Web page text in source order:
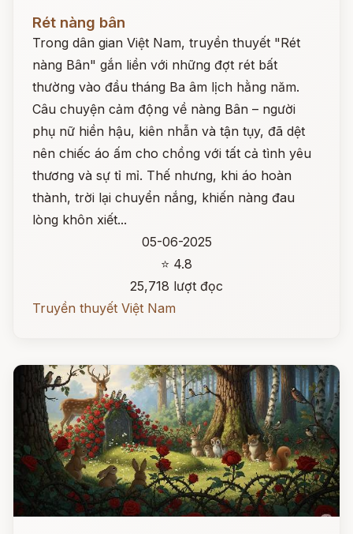
Rét nàng bân
Trong dân gian Việt Nam, truyền thuyết "Rét
nàng Bân" gắn liền với những đợt rét bất
thường vào đầu tháng Ba âm lịch hằng năm.
Câu chuyện cảm động về nàng Bân – người
phụ nữ hiền hậu, kiên nhẫn và tận tụy, đã dệt
nên chiếc áo ấm cho chồng với tất cả tình yêu
thương và sự tỉ mỉ. Thế nhưng, khi áo hoàn
thành, trời lại chuyển nắng, khiến nàng đau
lòng khôn xiết...
05-06-2025
⭐ 4.8
25,718 lượt đọc
Truyền thuyết Việt Nam